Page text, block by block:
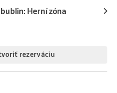
Herní zóna
rezerváciu